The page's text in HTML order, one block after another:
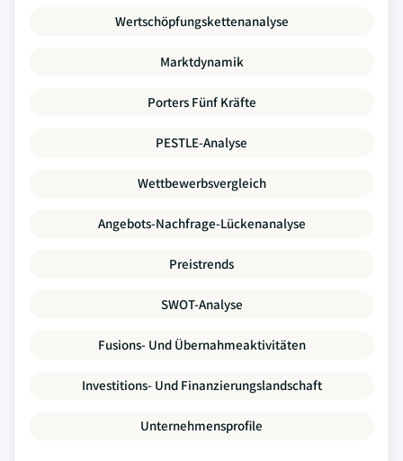
Wertschöpfungskettenanalyse
Marktdynamik
Porters Fünf Kräfte
PESTLE-Analyse
Wettbewerbsvergleich
Angebots-Nachfrage-Lückenanalyse
Preistrends
SWOT-Analyse
Fusions- Und Übernahmeaktivitäten
Investitions- Und Finanzierungslandschaft
Unternehmensprofile